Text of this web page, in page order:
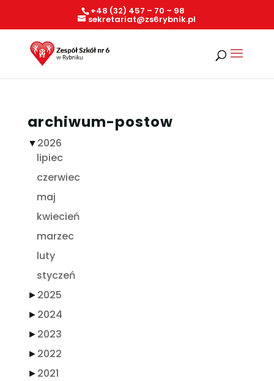
+48 (32) 457 – 70 – 98
sekretariat@zs6rybnik.pl
archiwum-postow
▼2026
lipiec
czerwiec
maj
kwiecień
marzec
luty
styczeń
►2025
►2024
►2023
►2022
►2021